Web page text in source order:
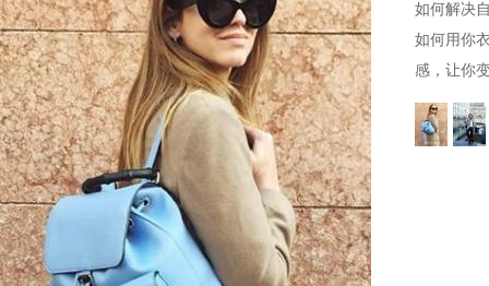
如何解决
如何用你
感，让你